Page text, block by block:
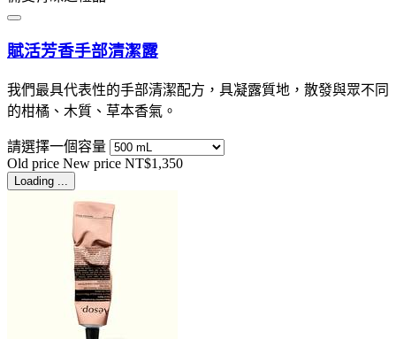
賦活芳香手部清潔露
我們最具代表性的手部清潔配方，具凝露質地，散發與眾不同
的柑橘、木質、草本香氣。
請選擇一個容量
Old price New price NT$1,350
Loading ...